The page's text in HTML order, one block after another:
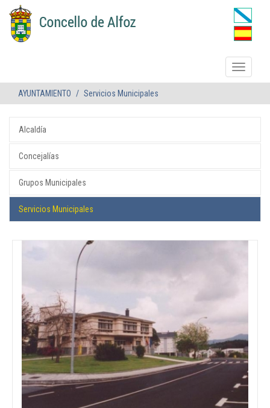
AYUNTAMIENTO Servicios Municipales
Alcaldía
Concejalías
Grupos Municipales
Servicios Municipales